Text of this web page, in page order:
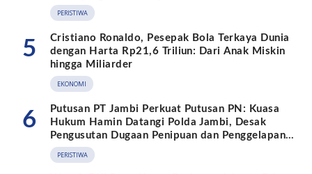
PERISTIWA
5
Cristiano Ronaldo, Pesepak Bola Terkaya Dunia
dengan Harta Rp21,6 Triliun: Dari Anak Miskin
hingga Miliarder
EKONOMI
6
Putusan PT Jambi Perkuat Putusan PN: Kuasa
Hukum Hamin Datangi Polda Jambi, Desak
Pengusutan Dugaan Penipuan dan Penggelapan
BPKB
PERISTIWA